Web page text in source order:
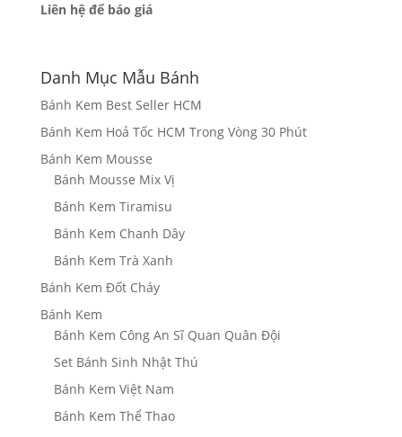
Liên hệ để báo giá
Danh Mục Mẫu Bánh
Bánh Kem Best Seller HCM
Bánh Kem Hoả Tốc HCM Trong Vòng 30 Phút
Bánh Kem Mousse
Bánh Mousse Mix Vị
Bánh Kem Tiramisu
Bánh Kem Chanh Dây
Bánh Kem Trà Xanh
Bánh Kem Đốt Cháy
Bánh Kem
Bánh Kem Công An Sĩ Quan Quân Đội
Set Bánh Sinh Nhật Thú
Bánh Kem Việt Nam
Bánh Kem Thể Thao